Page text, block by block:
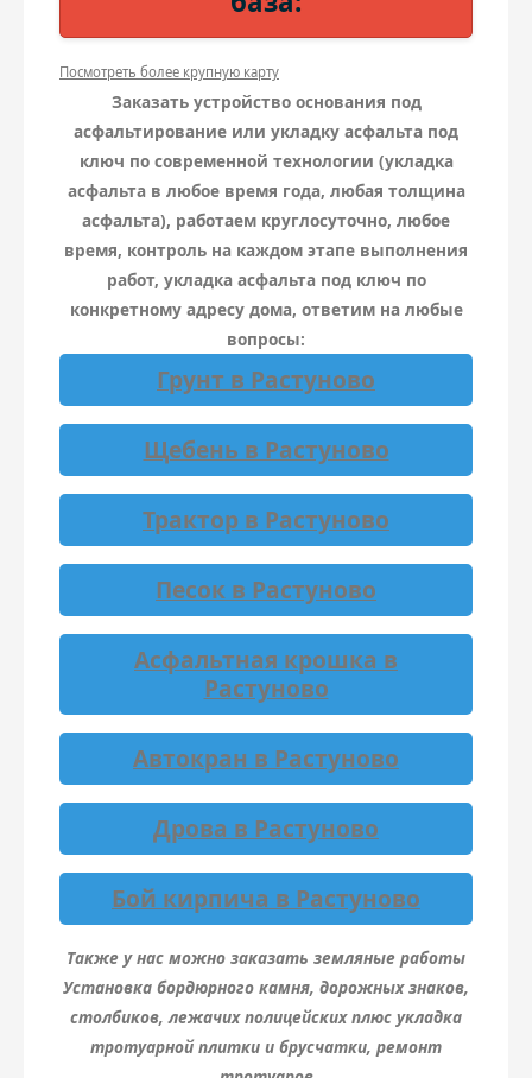
Посмотреть более крупную карту
Заказать устройство основания под
асфальтирование или укладку асфальта под
ключ по современной технологии (укладка
асфальта в любое время года, любая толщина
асфальта), работаем круглосуточно, любое
время, контроль на каждом этапе выполнения
работ, укладка асфальта под ключ по
конкретному адресу дома, ответим на любые
вопросы:
Грунт в Растуново
Щебень в Растуново
Трактор в Растуново
Песок в Растуново
Асфальтная крошка в
Растуново
Автокран в Растуново
Дрова в Растуново
Бой кирпича в Растуново
Также у нас можно заказать земляные работы
Установка бордюрного камня, дорожных знаков,
столбиков, лежачих полицейских плюс укладка
тротуарной плитки и брусчатки, ремонт